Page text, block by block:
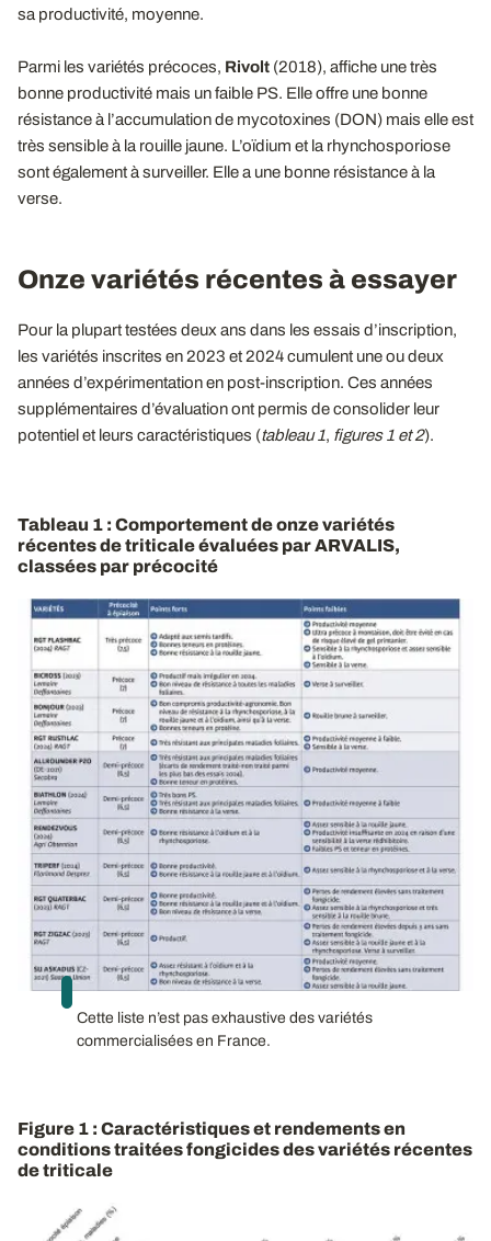
sa productivité, moyenne.
Parmi les variétés précoces, Rivolt (2018), affiche une très
bonne productivité mais un faible PS. Elle offre une bonne
résistance à l’accumulation de mycotoxines (DON) mais elle est
très sensible à la rouille jaune. L’oïdium et la rhynchosporiose
sont également à surveiller. Elle a une bonne résistance à la
verse.
Onze variétés récentes à essayer
Pour la plupart testées deux ans dans les essais d’inscription,
les variétés inscrites en 2023 et 2024 cumulent une ou deux
années d’expérimentation en post-inscription. Ces années
supplémentaires d’évaluation ont permis de consolider leur
potentiel et leurs caractéristiques (tableau 1, figures 1 et 2).
Tableau 1 : Comportement de onze variétés
récentes de triticale évaluées par ARVALIS,
classées par précocité
Cette liste n’est pas exhaustive des variétés
commercialisées en France.
Figure 1 : Caractéristiques et rendements en
conditions traitées fongicides des variétés récentes
de triticale